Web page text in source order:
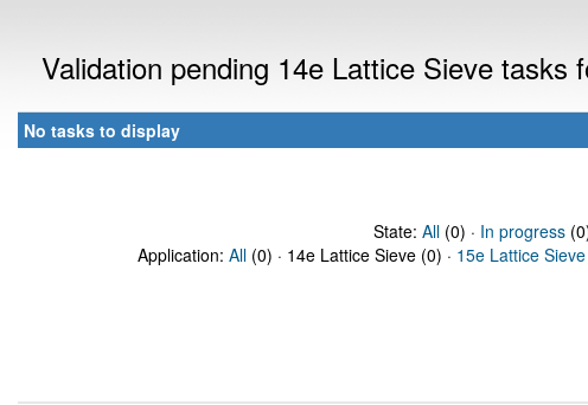
Validation pending 14e Lattice Sieve tasks
No tasks to display
State: All(0) · In progress
Application: All (0) · 14e Lattice Sieve (0) · 15e Lattice Sieve